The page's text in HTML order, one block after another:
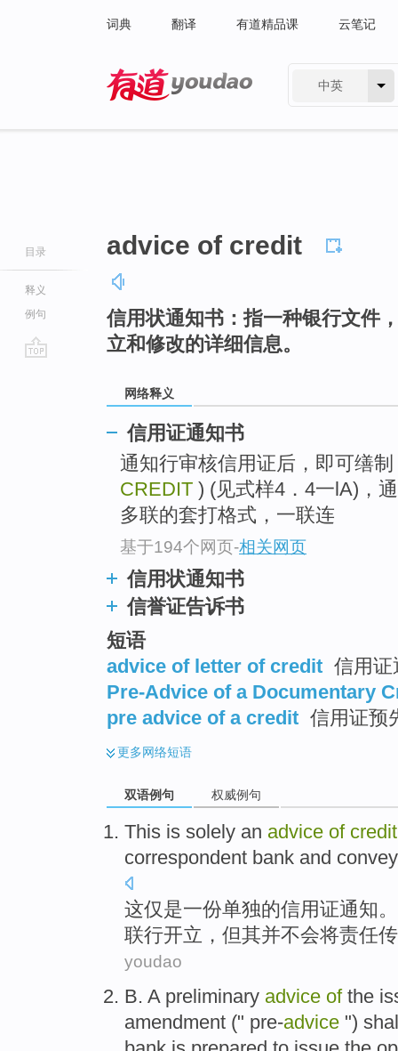
词典 翻译 有道精品课 云笔记
中英
目录
释义
例句
advice of credit
信用状通知书：指一种银行文件
立和修改的详细信息。
网络释义
信用证通知书
通知行审核信用证后，即可缮制
CREDIT ) (见式样4．4一lA)，
多联的套打格式，一联连
基于194个网页-相关网页
信用状通知书
信誉证告诉书
短语
advice of letter of credit 信用证
Pre-Advice of a Documentary
pre advice of a credit 信用证预
更多网络短语
双语例句 权威例句
This is solely an advice of credit
correspondent bank and
这仅是一份单独的信用证通知
联行开立 ，但其并不会将责任
youdao
B. A preliminary advice ofthe
amendment (" pre-advice ")